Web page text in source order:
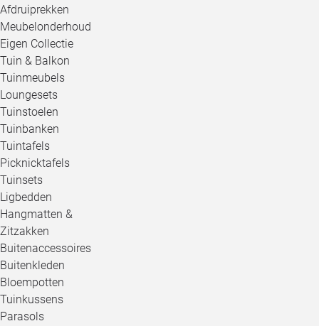
Afdruiprekken
Meubelonderhoud
Eigen Collectie
Tuin & Balkon
Tuinmeubels
Loungesets
Tuinstoelen
Tuinbanken
Tuintafels
Picknicktafels
Tuinsets
Ligbedden
Hangmatten &
Zitzakken
Buitenaccessoires
Buitenkleden
Bloempotten
Tuinkussens
Parasols